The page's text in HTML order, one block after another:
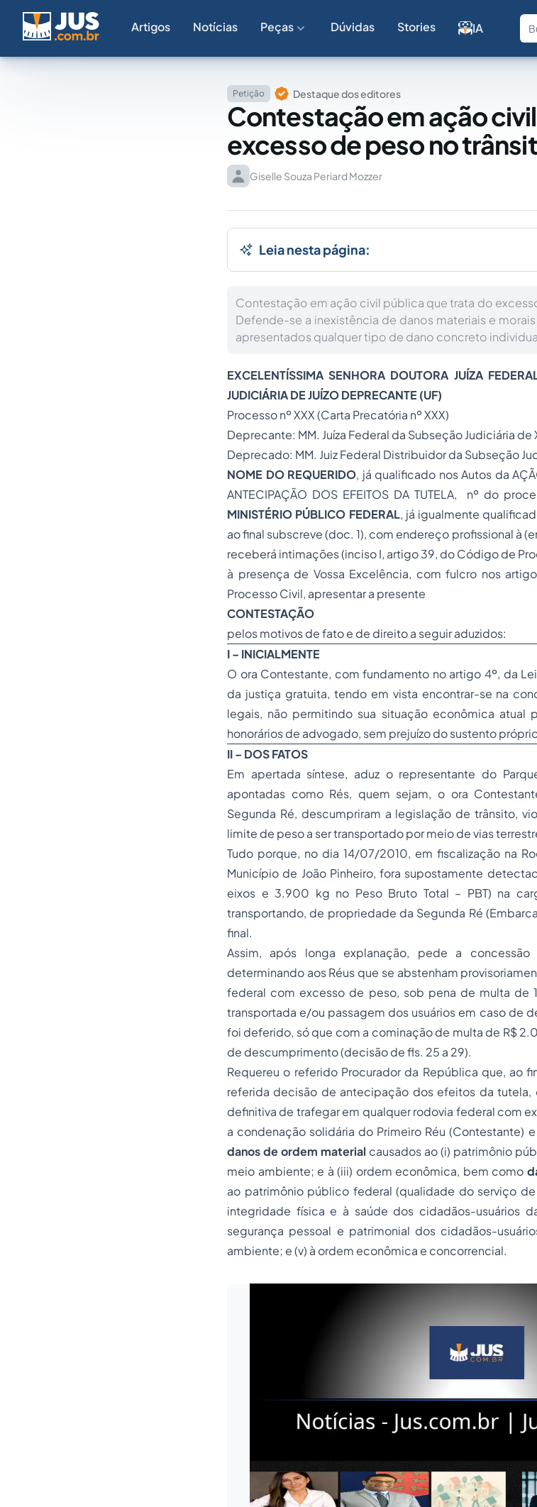
Artigos Notícias Peças Dúvidas Stories IA
Petição Destaque dos editores
Contestação em ação
excesso de peso no
Giselle Souza Periard Mozzer
Leia nesta página:
Contestação em ação civil pública que trata do
Defende-se a inexistência de danos materiais e
apresentados qualquer tipo de dano concreto
EXCELENTÍSSIMA SENHORA DOUTORA JUÍZA
JUDICIÁRIA DE JUÍZO DEPRECANTE (UF)
Processonº XXX (Carta Precatória nº XXX)
Deprecante: MM. Juíza Federal da Subseção Judiciária de
Deprecado: MM. Juiz Federal Distribuidor da Subseção
NOME DO REQUERIDO, já qualificado nos Autos da
ANTECIPAÇÃO DOS EFEITOS DA TUTELA, nº do
MINISTÉRIO PÚBLICO FEDERAL, já igualmente
ao final subscreve (doc. 1), com endereço profissional à
receberá intimações (inciso I, artigo 39, do Código de
à presença de Vossa Excelência, com fulcro nos
Processo Civil, apresentar a presente
CONTESTAÇÃO
pelos motivos de fato e de direito a seguir aduzidos:
I – INICIALMENTE
O ora Contestante, com fundamento no artigo 4º, da
da justiça gratuita, tendo em vista encontrar-se na
legais, não permitindo sua situação econômica atual
honoráriosde advogado, sem prejuízo do sustento
II – DOS FATOS
Em apertada síntese, aduz o representante do
apontadas como Rés, quem sejam, o ora
Segunda Ré, descumpriram a legislação de trânsito,
limite de peso a ser transportado por meio de vias
Tudo porque, no dia 14/07/2010, em fiscalização na
Município de João Pinheiro, fora supostamente
eixos e 3.900 kg no Peso Bruto Total – PBT) na
transportando, de propriedade da Segunda Ré
final.
Assim, após longa explanação, pede a
determinando aos Réus que se abstenham
federal com excesso de peso, sob pena de multa de
transportada e/ou passagem dos usuários em caso de
foi deferido, só que com a cominação de multa de R$
de descumprimento (decisão de fls. 25 a 29).
Requereu o referido Procurador da República que, ao
referida decisão de antecipação dos efeitos da
definitiva de trafegar em qualquer rodovia federal com
a condenação solidária do Primeiro Réu (Contestante)
danos de ordem material causados ao (i) patrimônio
meio ambiente; e à (iii) ordem econômica, bem como
ao patrimônio público federal (qualidade do serviço
integridade física e à saúde dos cidadãos-usuários
segurança pessoal e patrimonial dos cidadãos-
ambiente; e (v) à ordem econômica e concorrencial.